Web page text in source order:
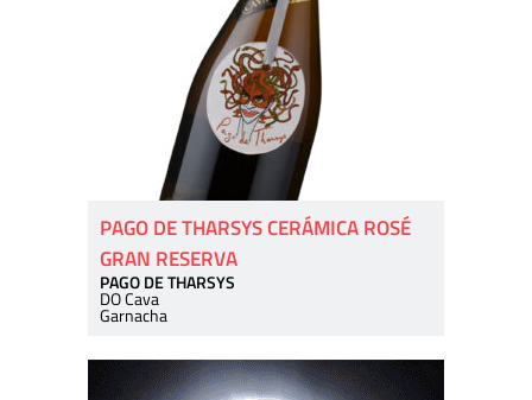
PAGO DE THARSYS CERÁMICA ROSÉ
GRAN RESERVA
PAGO DE THARSYS
DO Cava
Garnacha